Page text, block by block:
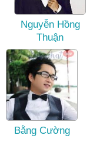
Nguyễn Hồng
Thuận
Bằng Cường